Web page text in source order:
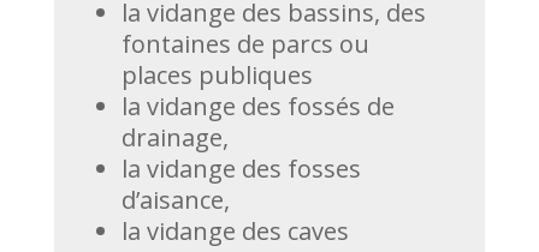
la vidange des bassins, des
fontaines de parcs ou
places publiques
la vidange des fossés de
drainage,
la vidange des fosses
d’aisance,
la vidange des caves